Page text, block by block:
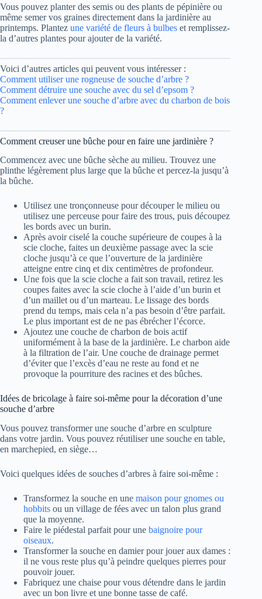
Vous pouvez planter des semis ou des plants de pépinière ou
même semer vos graines directement dans la jardinière au
printemps. Plantez une variété de fleurs à bulbes et remplissez-
la d’autres plantes pour ajouter de la variété.
Voici d’autres articles qui peuvent vous intéresser :
Comment utiliser une rogneuse de souche d’arbre ?
Comment détruire une souche avec du sel d’epsom ?
Comment enlever une souche d’arbre avec du charbon de bois
?
Comment creuser une bûche pour en faire une jardinière ?
Commencez avec une bûche sèche au milieu. Trouvez une
plinthe légèrement plus large que la bûche et percez-la jusqu’à
la bûche.
Utilisez une tronçonneuse pour découper le milieu ou
utilisez une perceuse pour faire des trous, puis découpez
les bords avec un burin.
Après avoir ciselé la couche supérieure de coupes à la
scie cloche, faites un deuxième passage avec la scie
cloche jusqu’à ce que l’ouverture de la jardinière
atteigne entre cinq et dix centimètres de profondeur.
Une fois que la scie cloche a fait son travail, retirez les
coupes faites avec la scie cloche à l’aide d’un burin et
d’un maillet ou d’un marteau. Le lissage des bords
prend du temps, mais cela n’a pas besoin d’être parfait.
Le plus important est de ne pas ébrécher l’écorce.
Ajoutez une couche de charbon de bois actif
uniformément à la base de la jardinière. Le charbon aide
à la filtration de l’air. Une couche de drainage permet
d’éviter que l’excès d’eau ne reste au fond et ne
provoque la pourriture des racines et des bûches.
Idées de bricolage à faire soi-même pour la décoration d’une
souche d’arbre
Vous pouvez transformer une souche d’arbre en sculpture
dans votre jardin. Vous pouvez réutiliser une souche en table,
en marchepied, en siège…
Voici quelques idées de souches d’arbres à faire soi-même :
Transformez la souche en une maison pour gnomes ou
hobbits ou un village de fées avec un talon plus grand
que la moyenne.
Faire le piédestal parfait pour une baignoire pour
oiseaux.
Transformer la souche en damier pour jouer aux dames :
il ne vous reste plus qu’à peindre quelques pierres pour
pouvoir jouer.
Fabriquez une chaise pour vous détendre dans le jardin
avec un bon livre et une bonne tasse de café.